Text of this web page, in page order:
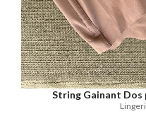
String Gainant